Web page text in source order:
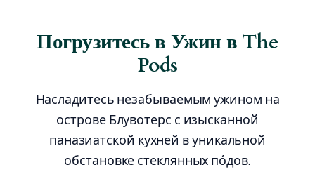
Погрузитесь в Ужин в The
Pods
Насладитесь незабываемым ужином на
острове Блувотерс с изысканной
паназиатской кухней в уникальной
обстановке стеклянных по́дов.